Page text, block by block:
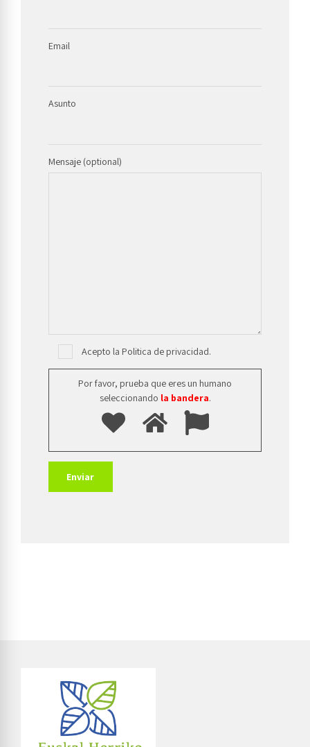
Email
Asunto
Mensaje (optional)
Acepto la Politica de privacidad.
Por favor, prueba que eres un humano
seleccionando la bandera.